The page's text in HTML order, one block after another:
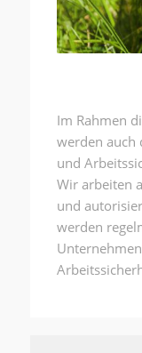
Im Rahmen
werden auch
und
Wir arbeiten
und
werden